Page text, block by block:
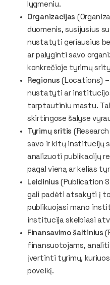
lygmeniu.
Organizacijas (
duomenis, susijusius
nustatyti geriausius
ar palyginti savo
konkrečioje tyrimų
Regionus (Locations)
nustatyti ar
tarptautiniu mastu.
skirtingose šalyse
Tyrimų sritis (
savo ir kitų institucijų
analizuoti publikacijų
pagal vieną ar kelias
Leidinius (Publication
gali padėti atsakyti į
publikuojasi mano
institucija skelbiasi
Finansavimo šaltinius (
finansuotojams,
įvertinti tyrimų,
poveikį.